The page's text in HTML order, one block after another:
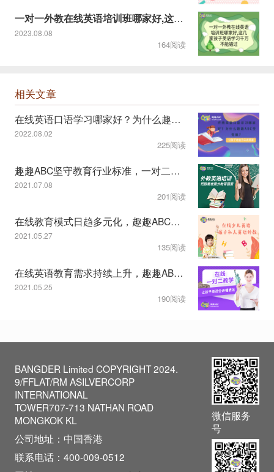
一对一外教在线英语培训班哪家好,这几家孩子英语学习千万不能错
2023.08.08
164阅读
相关文章
在线英语口语学习哪家好？为什么趣趣ABC受青睐？
2022.08.02
225阅读
趣趣ABC坚守教育行业标准，一对二课程模式受认可
2021.07.08
201阅读
在线教育模式日趋多元化，趣趣ABC教学服务显特色
2021.05.27
135阅读
在线英语教育需求持续上升，趣趣ABC一对二模式获认可
2021.05.25
190阅读
BANGDER Limited COPYRIGHT 2024.
9/FFLAT/RM ASILVERCORP
INTERNATIONAL
TOWER707-713 NATHAN ROAD
MONGKOK KL
公司地址：中国香港
联系电话：400-009-0512
微信服务
号